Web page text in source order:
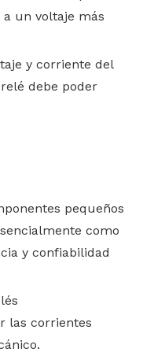
un voltaje más
y corriente del
debe poder
pequeños
como
y confiabilidad
las corrientes